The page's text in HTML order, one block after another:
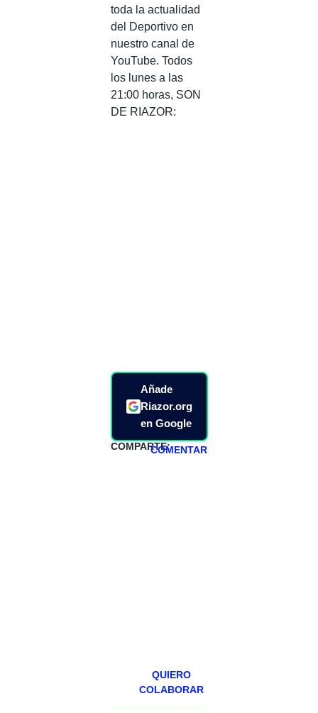
toda la actualidad
del Deportivo en
nuestro canal de
YouTube. Todos
los lunes a las
21:00 horas, SON
DE RIAZOR:
Añade
Riazor.org
en Google
COMPARTE:COMENTAR
QUIERO
COLABORAR